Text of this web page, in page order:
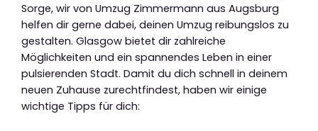
Sorge, wir von Umzug Zimmermann aus Augsburg
helfen dir gerne dabei, deinen Umzug reibungslos zu
gestalten. Glasgow bietet dir zahlreiche
Möglichkeiten und ein spannendes Leben in einer
pulsierenden Stadt. Damit du dich schnell in deinem
neuen Zuhause zurechtfindest, haben wir einige
wichtige Tipps für dich: